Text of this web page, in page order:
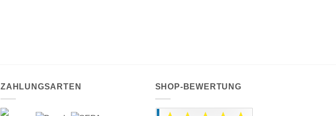
ZAHLUNGSARTEN SHOP-BEWERTUNG